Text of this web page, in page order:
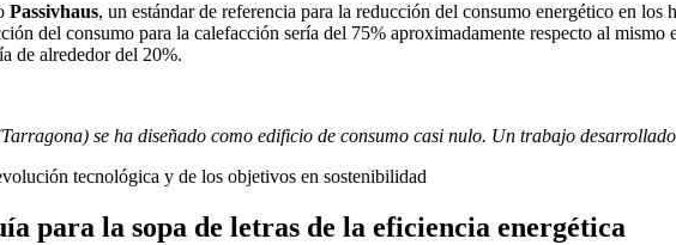
Passivhaus, un estándar de referencia para la reducción del consumo energético en los
del consumo para la calefacción sería del 75% aproximadamente respecto al
de alrededor del 20%.
se ha diseñado como edificio de consumo casi nulo. Un trabajo
tecnológica y de los objetivos en sostenibilidad
para la sopa de letras de la eficiencia energética